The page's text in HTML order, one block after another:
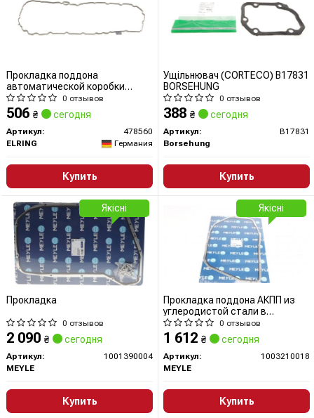
Прокладка поддона
автоматической коробки
передач
0 отзывов
506 ₴ сегодня
Артикул:
478560
ELRING
Германия
Купить
Ущільнювач (CORTECO) B17831
BORSEHUNG
0 отзывов
388 ₴ сегодня
Артикул:
B17831
Borsehung
Купить
Прокладка
0 отзывов
2 090 ₴ сегодня
Артикул:
1001390004
MEYLE
Купить
Якісні
Прокладка поддона АКПП из
углеродистой стали в
комбинации с резиной
0 отзывов
1 612 ₴ сегодня
Артикул:
1003210018
MEYLE
Купить
Якісні